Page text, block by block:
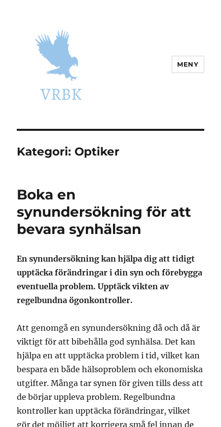
MENY
Kategori: Optiker
Boka en
synundersökning för att
bevara synhälsan
En synundersökning kan hjälpa dig att tidigt
upptäcka förändringar i din syn och förebygga
eventuella problem. Upptäck vikten av
regelbundna ögonkontroller.
Att genomgå en synundersökning då och då är
viktigt för att bibehålla god synhälsa. Det kan
hjälpa en att upptäcka problem i tid, vilket kan
bespara en både hälsoproblem och ekonomiska
utgifter. Många tar synen för given tills dess att
de börjar uppleva problem. Regelbundna
kontroller kan upptäcka förändringar, vilket
gör det möjligt att korrigera små fel innan de